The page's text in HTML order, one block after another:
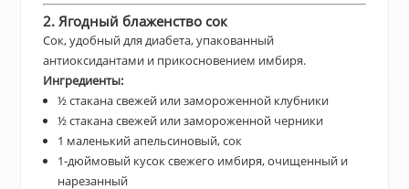
2. Ягодный блаженство сок
Сок, удобный для диабета, упакованный
антиоксидантами и прикосновением имбиря.
Ингредиенты:
½ стакана свежей или замороженной клубники
½ стакана свежей или замороженной черники
1 маленький апельсиновый, сок
1-дюймовый кусок свежего имбиря, очищенный и
нарезанный